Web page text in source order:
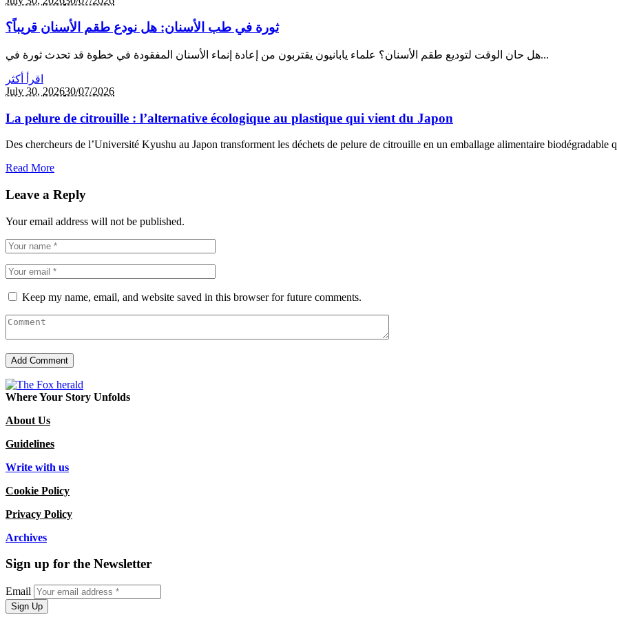
ثورة في طب الأسنان: هل نودع طقم الأسنان قريباً؟
هل حان الوقت لتوديع طقم الأسنان؟ علماء يابانيون يقتربون من إعادة إنماء الأسنان المفقودة في خطوة قد تحدث ثورة في...
اقرأ أكثر
July 30, 202630/07/2026
La pelure de citrouille : l’alternative écologique au plastique qui vient du Japon
Des chercheurs de l’Université Kyushu au Japon transforment les déchets de pelure de citrouille en un emballage alimentaire biodégradable
Read More
Leave a Reply
Your email address will not be published.
Keep my name, email, and website saved in this browser for future comments.
Where Your Story Unfolds
About Us
Guidelines
Write with us
Cookie Policy
Privacy Policy
Archives
Sign up for the Newsletter
Email